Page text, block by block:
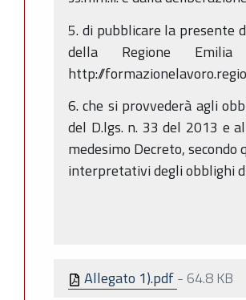
5. di pubblicare la
della Regione
http://
6. che si provvederà agli
del D.lgs. n. 33 del 2013 e
medesimo Decreto,
interpretativi degli obblighi
Allegato 1).pdf- 64.8 KB